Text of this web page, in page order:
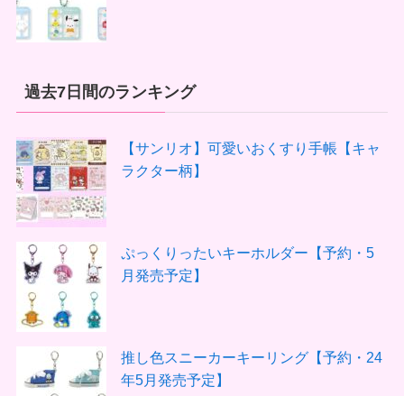
過去7日間のランキング
【サンリオ】可愛いおくすり手帳【キャ
ラクター柄】
ぷっくりったいキーホルダー【予約・5
月発売予定】
推し色スニーカーキーリング【予約・24
年5月発売予定】